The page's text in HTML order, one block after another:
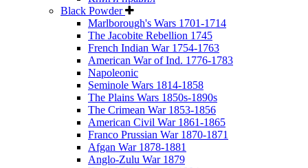
Black Powder
Marlborough's Wars 1701-1714
The Jacobite Rebellion 1745
French Indian War 1754-1763
American War of Ind. 1776-1783
Napoleonic
Seminole Wars 1814-1858
The Plains Wars 1850s-1890s
The Crimean War 1853-1856
American Civil War 1861-1865
Franco Prussian War 1870-1871
Afgan War 1878-1881
Anglo-Zulu War 1879